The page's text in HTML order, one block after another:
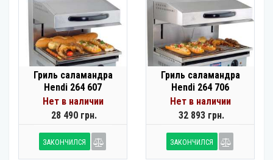
Гриль саламандра
Hendi 264 607
Нет в наличии
28 490 грн.
ЗАКОНЧИЛСЯ
Гриль саламандра
Hendi 264 706
Нет в наличии
32 893 грн.
ЗАКОНЧИЛСЯ